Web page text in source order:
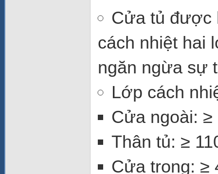
Cửa tủ được
cách nhiệt hai
ngăn ngừa sự
Lớp cách
Cửa ngoài: ≥
Thân tủ: ≥
Cửa trong: ≥